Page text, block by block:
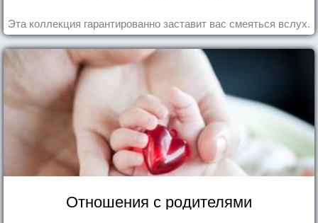
Эта коллекция гарантированно заставит вас смеяться вслух.
Отношения с родителями